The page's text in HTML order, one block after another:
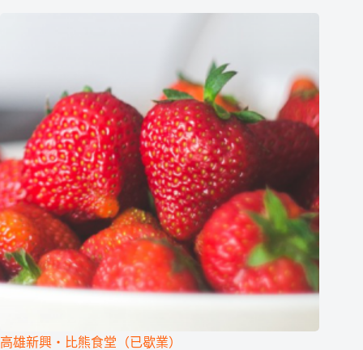
高雄新興‧比熊食堂（已歇業）